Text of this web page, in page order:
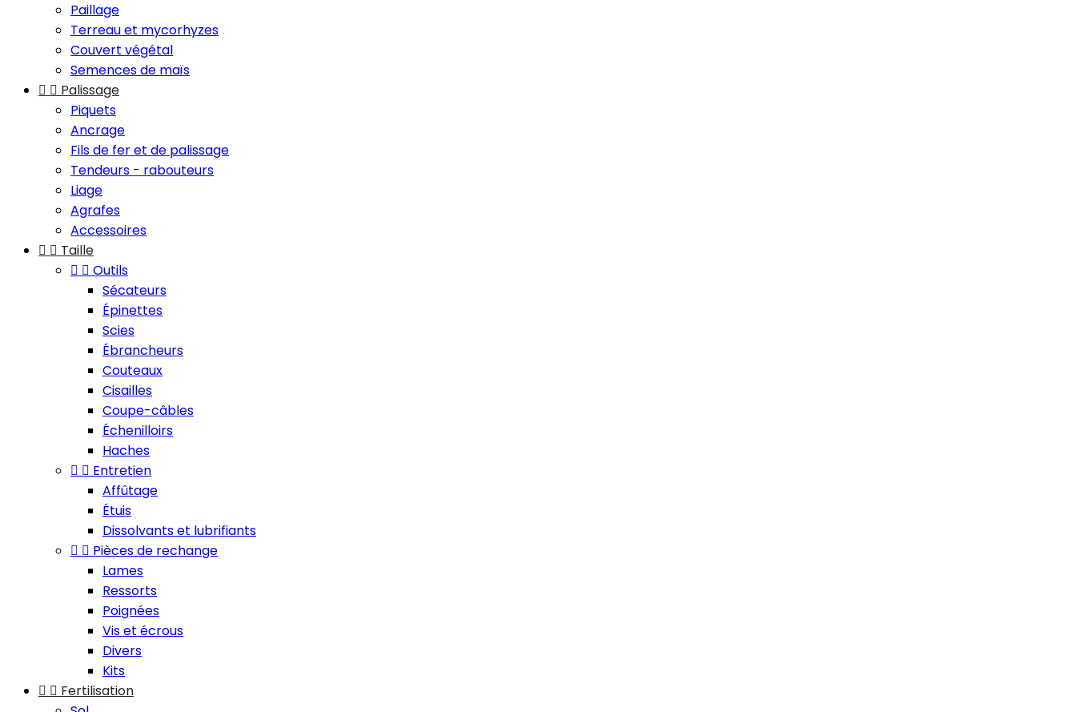
Paillage
Terreau et mycorhyzes
Couvert végétal
Semences de maïs
  Palissage
Piquets
Ancrage
Fils de fer et de palissage
Tendeurs - rabouteurs
Liage
Agrafes
Accessoires
  Taille
  Outils
Sécateurs
Épinettes
Scies
Ébrancheurs
Couteaux
Cisailles
Coupe-câbles
Échenilloirs
Haches
  Entretien
Affûtage
Étuis
Dissolvants et lubrifiants
  Pièces de rechange
Lames
Ressorts
Poignées
Vis et écrous
Divers
Kits
  Fertilisation